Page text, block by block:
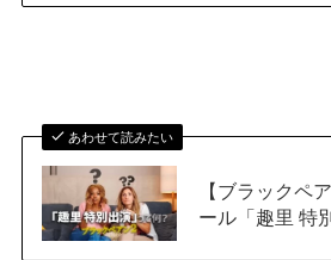
あわせて読みたい
【ブラックペ
ール「趣里 特